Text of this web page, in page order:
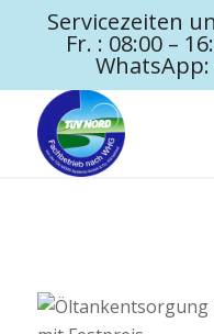
Servicezeiten
Fr. : 08:00 –
WhatsApp: